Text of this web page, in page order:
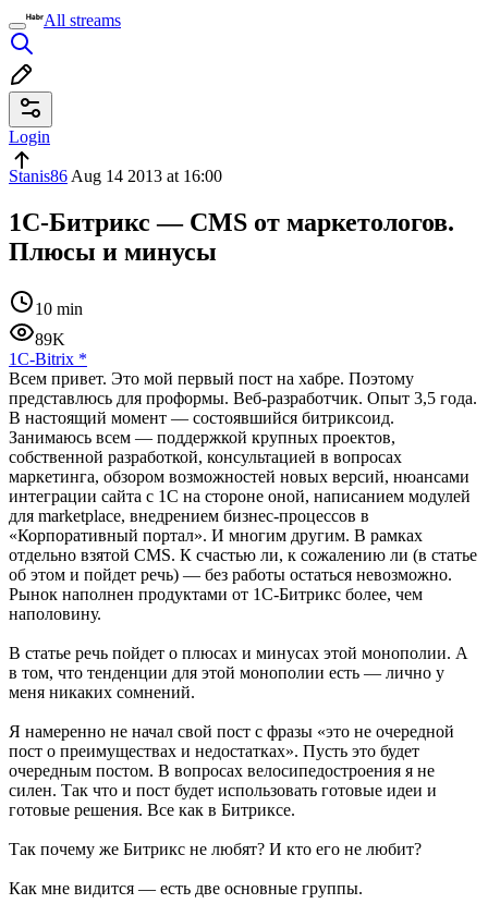
All streams
Login
Stanis86 Aug 14 2013 at 16:00
1С-Битрикс — CMS от маркетологов.
Плюсы и минусы
10 min
89K
1С-Bitrix *
Всем привет. Это мой первый пост на хабре. Поэтому
представлюсь для проформы. Веб-разработчик. Опыт 3,5 года.
В настоящий момент — состоявшийся битриксоид.
Занимаюсь всем — поддержкой крупных проектов,
собственной разработкой, консультацией в вопросах
маркетинга, обзором возможностей новых версий, нюансами
интеграции сайта с 1С на стороне оной, написанием модулей
для marketplace, внедрением бизнес-процессов в
«Корпоративный портал». И многим другим. В рамках
отдельно взятой CMS. К счастью ли, к сожалению ли (в статье
об этом и пойдет речь) — без работы остаться невозможно.
Рынок наполнен продуктами от 1С-Битрикс более, чем
наполовину.
В статье речь пойдет о плюсах и минусах этой монополии. А
в том, что тенденции для этой монополии есть — лично у
меня никаких сомнений.
Я намеренно не начал свой пост с фразы «это не очередной
пост о преимуществах и недостатках». Пусть это будет
очередным постом. В вопросах велосипедостроения я не
силен. Так что и пост будет использовать готовые идеи и
готовые решения. Все как в Битриксе.
Так почему же Битрикс не любят? И кто его не любит?
Как мне видится — есть две основные группы.